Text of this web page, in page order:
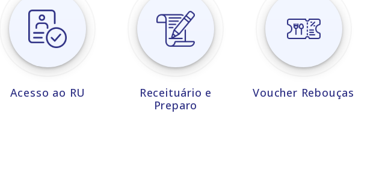
Acesso ao RU
Receituário e
Preparo
Voucher Rebouças